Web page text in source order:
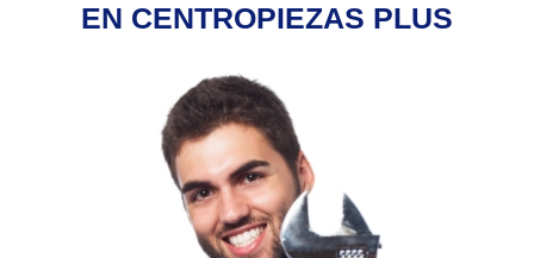
EN CENTROPIEZAS PLUS